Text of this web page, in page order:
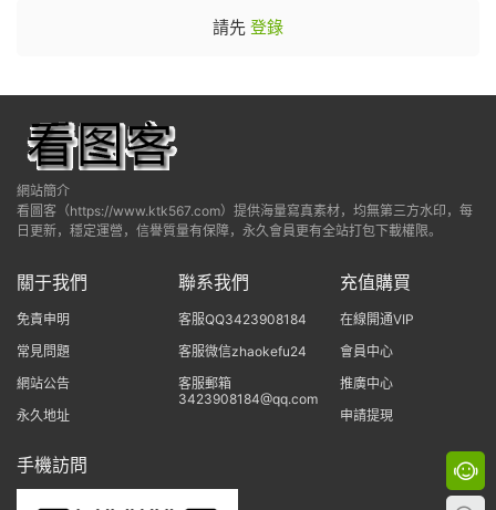
請先 登錄
網站簡介
看圖客（https://www.ktk567.com）提供海量寫真素材，均無第三方水印，每
日更新，穩定運營，信譽質量有保障，永久會員更有全站打包下載權限。
關于我們
免責申明
常見問題
網站公告
永久地址
聯系我們
客服QQ3423908184
客服微信zhaokefu24
客服郵箱
3423908184@qq.com
充值購買
在線開通VIP
會員中心
推廣中心
申請提現
手機訪問